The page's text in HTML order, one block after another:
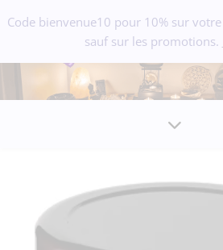
Code bienvenue10 pour 10% sur
sauf sur les promotions.